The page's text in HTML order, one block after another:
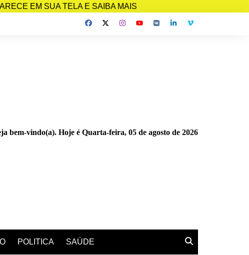
EM SUA TELA E SAIBA MAIS
bem-vindo(a). Hoje é Quarta-feira, 05 de agosto de 2026
POLITICA SAÚDE